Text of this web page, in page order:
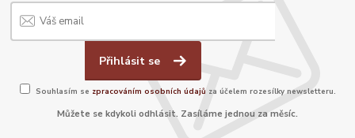
Přihlásit se
Souhlasím se zpracováním osobních údajů za účelem rozesílky newsletteru.
Můžete se kdykoli odhlásit. Zasíláme jednou za měsíc.